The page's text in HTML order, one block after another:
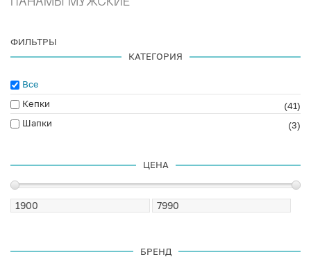
ПАНАМЫ МУЖСКИЕ
ФИЛЬТРЫ
КАТЕГОРИЯ
Все
Кепки
(41)
Шапки
(3)
ЦЕНА
БРЕНД